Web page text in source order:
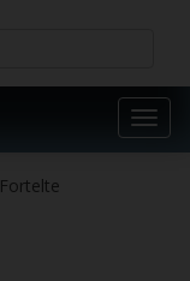
Fortelte